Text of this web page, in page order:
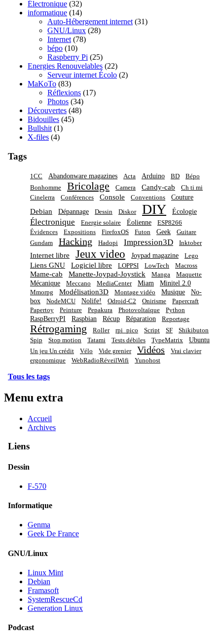
Électronique (32)
informatique (14)
Auto-Hébergement internet (31)
GNU/Linux (28)
Internet (78)
bépo (10)
Raspberry Pi (25)
Energies Renouvelables (22)
Serveur internet Écolo (2)
MaKoTo (83)
Réflexions (17)
Photos (34)
Découvertes (48)
Bidouilles (45)
Bullshit (1)
X-files (4)
Tags
1CC Abandonware magazines Acta Arduino BD
Bépo
Bonhomme
Bricolage Camera Candy-cab
Ch ti mi
Cinelerra
Conférences Console Conventions Couture
Debian Dépannage Dessin Diskor DIY Écologie
Électronique Energie solaire Éolienne
ESP8266
Évidences
Expositions FirefoxOS Futon Geek
Guitare
Gundam
Hacking Hadopi Impression3D Inktober
Internet libre Jeux video Joypad magazine Lego
Liens GNU Logiciel libre LOPPSI LowTech Macross
Mame-cab Manette-Joypad-Joystick Manga Maquette
Mécanique Meccano MediaCenter Miam Minitel 2.0
Mmorpg Modélisation3D Montage vidéo Musique
No-
box
NodeMCU Nolife! Odroid-C2 Onirisme
Papercraft
Papertoy
Peinture Pepakura Photovoltaïque Python
RaspBerryPI Raspbian Récup Réparation Reportage
Rétrogaming Roller rpi_pico Script SF
Shikibuton
Spip
Stop motion Tatami Tests débiles TypeMatrix Ubuntu
Un jeu Un crédit Vélo Vide grenier Vidéos
Vrai clavier
ergonomique
WebRadioRéveilWifi Yunohost
Tous les tags
Menu extra
Accueil
Archives
Liens
Dessin
F-570
Informatique
Genma
Geek De France
GNU/Linux
Linux Mint
Debian
Framasoft
SystemRescueCd
Generation Linux
Podcast